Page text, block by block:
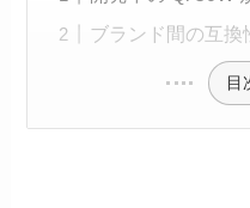
ブランド間の互換
目